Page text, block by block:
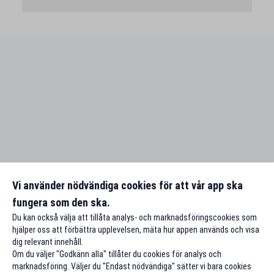
Vi använder nödvändiga cookies för att vår app ska
fungera som den ska.
Du kan också välja att tillåta analys- och marknadsföringscookies som
hjälper oss att förbättra upplevelsen, mäta hur appen används och visa
dig relevant innehåll.
Om du väljer "Godkänn alla" tillåter du cookies för analys och
marknadsföring. Väljer du "Endast nödvändiga" sätter vi bara cookies